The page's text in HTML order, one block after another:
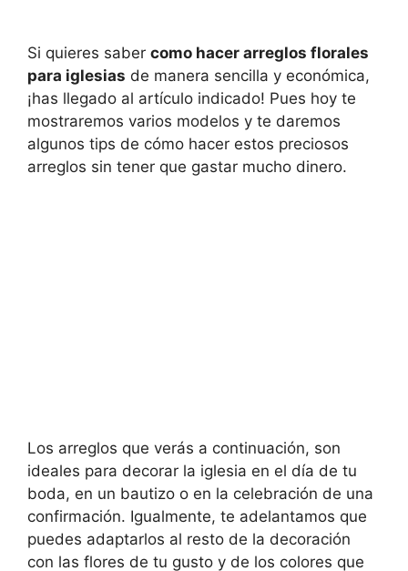
Si quieres saber como hacer arreglos florales
para iglesias de manera sencilla y económica,
¡has llegado al artículo indicado! Pues hoy te
mostraremos varios modelos y te daremos
algunos tips de cómo hacer estos preciosos
arreglos sin tener que gastar mucho dinero.
Los arreglos que verás a continuación, son
ideales para decorar la iglesia en el día de tu
boda, en un bautizo o en la celebración de una
confirmación. Igualmente, te adelantamos que
puedes adaptarlos al resto de la decoración
con las flores de tu gusto y de los colores que